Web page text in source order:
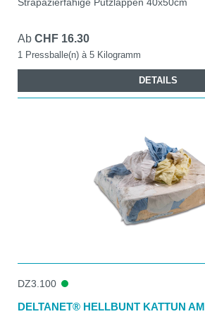
Strapazierfähige Putzlappen 40x50cm
Ab CHF 16.30
1 Pressballe(n) à 5 Kilogramm
DETAILS
DZ3.100
DELTANET® HELLBUNT KATTUN AM